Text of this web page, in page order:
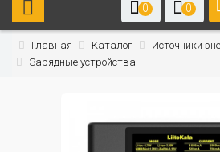
0 0
Главная Каталог
Источники
Зарядные устройства